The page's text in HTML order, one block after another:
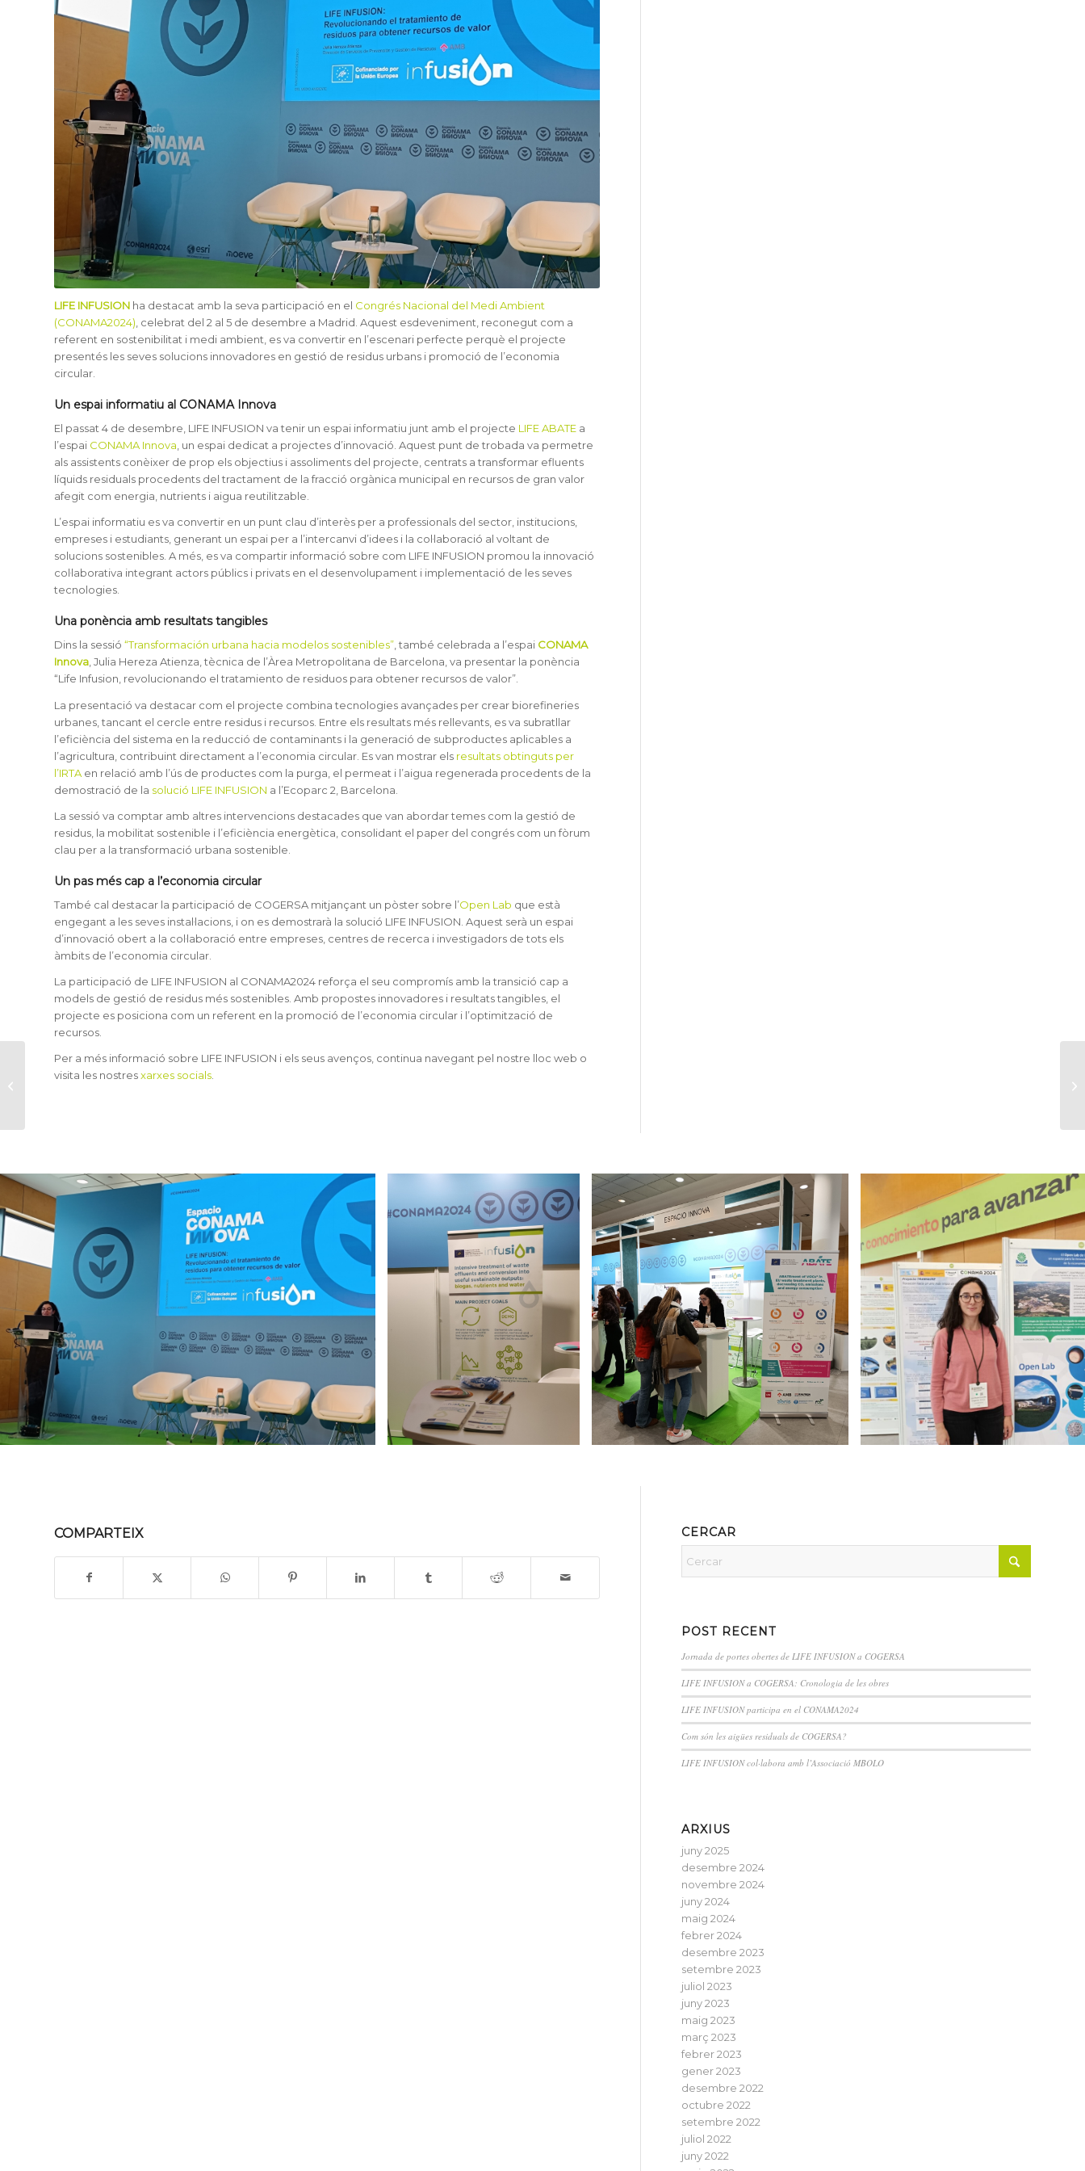
LIFE INFUSION ha destacat amb la seva participació en el Congrés Nacional del Medi Ambient
(CONAMA2024), celebrat del 2 al 5 de desembre a Madrid. Aquest esdeveniment, reconegut com a
referent en sostenibilitat i medi ambient, es va convertir en l’escenari perfecte perquè el projecte
presentés les seves solucions innovadores en gestió de residus urbans i promoció de l’economia
circular.
Un espai informatiu al CONAMA Innova
El passat 4 de desembre, LIFE INFUSION va tenir un espai informatiu junt amb el projecte LIFE ABATE a
l’espai CONAMA Innova, un espai dedicat a projectes d’innovació. Aquest punt de trobada va permetre
als assistents conèixer de prop els objectius i assoliments del projecte, centrats a transformar efluents
líquids residuals procedents del tractament de la fracció orgànica municipal en recursos de gran valor
afegit com energia, nutrients i aigua reutilitzable.
L’espai informatiu es va convertir en un punt clau d’interès per a professionals del sector, institucions,
empreses i estudiants, generant un espai per a l’intercanvi d’idees i la col·laboració al voltant de
solucions sostenibles. A més, es va compartir informació sobre com LIFE INFUSION promou la innovació
col·laborativa integrant actors públics i privats en el desenvolupament i implementació de les seves
tecnologies.
Una ponència amb resultats tangibles
Dins la sessió “Transformación urbana hacia modelos sostenibles”, també celebrada a l’espai CONAMA
Innova, Julia Hereza Atienza, tècnica de l’Àrea Metropolitana de Barcelona, va presentar la ponència
“Life Infusion, revolucionando el tratamiento de residuos para obtener recursos de valor”.
La presentació va destacar com el projecte combina tecnologies avançades per crear biorefineries
urbanes, tancant el cercle entre residus i recursos. Entre els resultats més rellevants, es va subratllar
l’eficiència del sistema en la reducció de contaminants i la generació de subproductes aplicables a
l’agricultura, contribuint directament a l’economia circular. Es van mostrar els resultats obtinguts per
l’IRTA en relació amb l’ús de productes com la purga, el permeat i l’aigua regenerada procedents de la
demostració de la solució LIFE INFUSION a l’Ecoparc 2, Barcelona.
La sessió va comptar amb altres intervencions destacades que van abordar temes com la gestió de
residus, la mobilitat sostenible i l’eficiència energètica, consolidant el paper del congrés com un fòrum
clau per a la transformació urbana sostenible.
Un pas més cap a l’economia circular
També cal destacar la participació de COGERSA mitjançant un pòster sobre l’Open Lab que està
engegant a les seves instal·lacions, i on es demostrarà la solució LIFE INFUSION. Aquest serà un espai
d’innovació obert a la col·laboració entre empreses, centres de recerca i investigadors de tots els
àmbits de l’economia circular.
La participació de LIFE INFUSION al CONAMA2024 reforça el seu compromís amb la transició cap a
models de gestió de residus més sostenibles. Amb propostes innovadores i resultats tangibles, el
projecte es posiciona com un referent en la promoció de l’economia circular i l’optimització de
recursos.
Per a més informació sobre LIFE INFUSION i els seus avenços, continua navegant pel nostre lloc web o
visita les nostresxarxes socials
COMPARTEIX CERCAR
POST RECENT
Jornada de portes obertes de LIFE INFUSION a COGERSA
LIFE INFUSION a COGERSA: Cronologia de les obres
LIFE INFUSION participa en el CONAMA2024
Com són les aigües residuals de COGERSA?
LIFE INFUSION col·labora amb l’Associació MBOLO
ARXIUS
juny 2025
desembre 2024
novembre 2024
juny 2024
maig 2024
febrer 2024
desembre 2023
setembre 2023
juliol 2023
juny 2023
maig 2023
març 2023
febrer 2023
gener 2023
desembre 2022
octubre 2022
setembre 2022
juliol 2022
juny 2022